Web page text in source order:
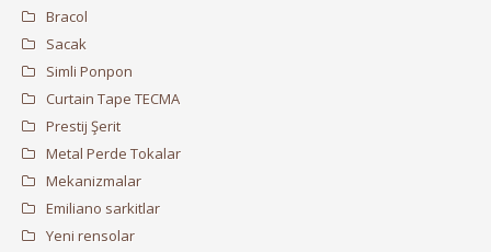
Bracol
Sacak
Simli Ponpon
Curtain Tape TECMA
Prestij Şerit
Metal Perde Tokalar
Mekanizmalar
Emiliano sarkitlar
Yeni rensolar